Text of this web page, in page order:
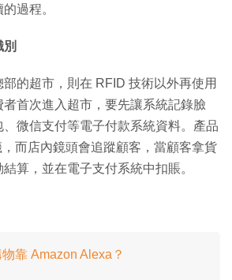
過程。
的超市，則在 RFID 技術以外再使用
者首次進入超市，要先讓系統記錄臉
微信支付等電子付款系統資料。產品
，而店內鏡頭會追蹤顧客，當顧客拿貨
算，並在電子支付系統中扣賬。
靠 Amazon Alexa？